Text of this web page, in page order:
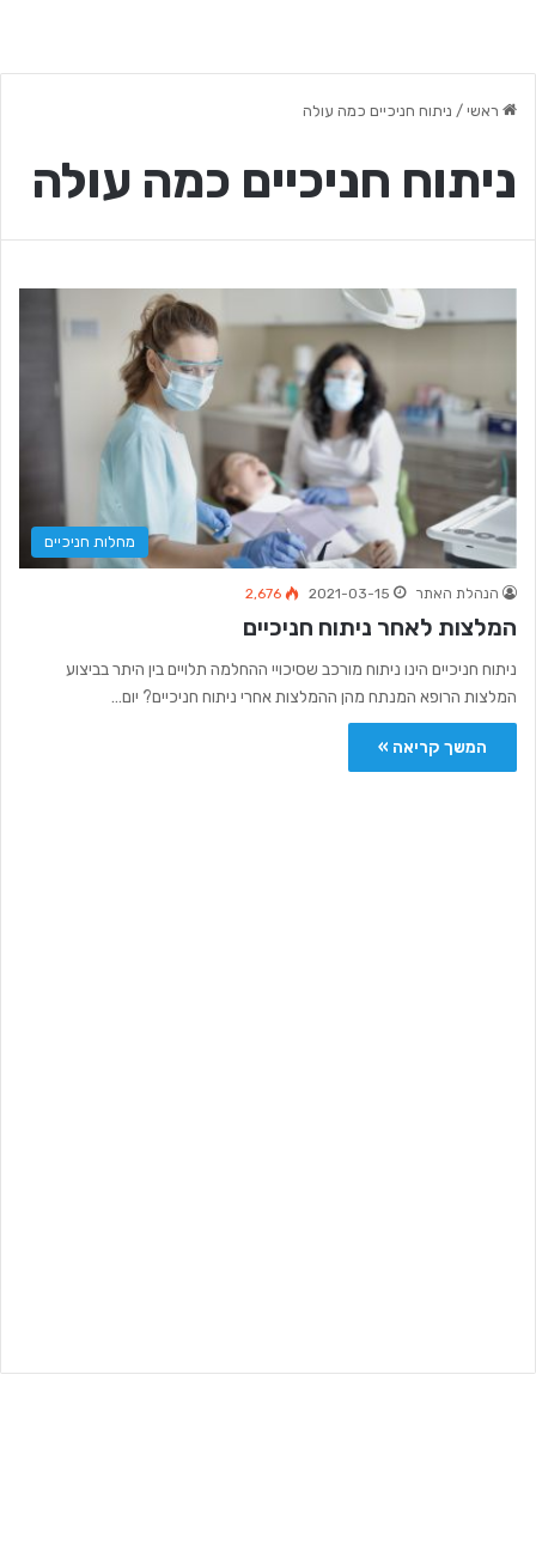
ראשי / ניתוח חניכיים כמה עולה
ניתוח חניכיים כמה עולה
מחלות חניכיים
הנהלת האתר 2021-03-15
2,676
המלצות לאחר ניתוח חניכיים
ניתוח חניכיים הינו ניתוח מורכב שסיכויי ההחלמה תלויים בין היתר בביצוע
המלצות הרופא המנתח מהן ההמלצות אחרי ניתוח חניכיים? יום…
המשך קריאה »